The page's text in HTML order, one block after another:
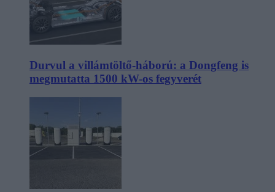
Durvul a villámtöltő-háború: a Dongfeng is
megmutatta 1500 kW-os fegyverét